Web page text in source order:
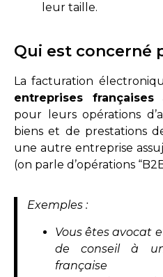
leur taille.
Qui est concerné
La facturation
entreprises françaises
pour leurs opérations
biens et de prestations
une autre entreprise
(on parle d’opérations
Exemples :
Vous êtes avocat
de conseil à
française